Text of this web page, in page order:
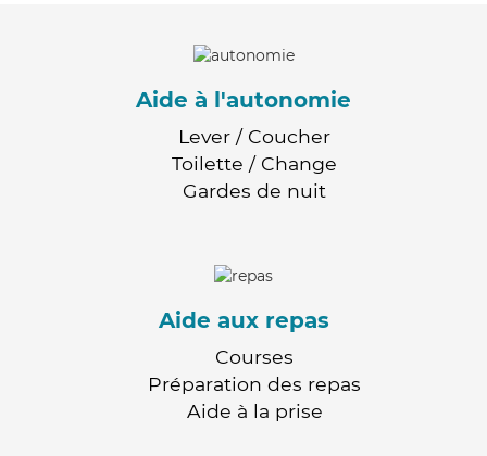
Aide à l'autonomie
Lever / Coucher
Toilette / Change
Gardes de nuit
Aide aux repas
Courses
Préparation des repas
Aide à la prise